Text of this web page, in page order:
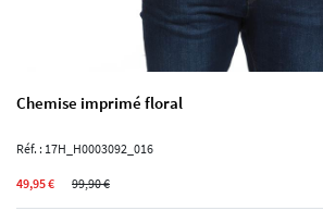
Chemise imprimé floral
Réf. : 17H_H0003092_016
49,95 € 99,90 €